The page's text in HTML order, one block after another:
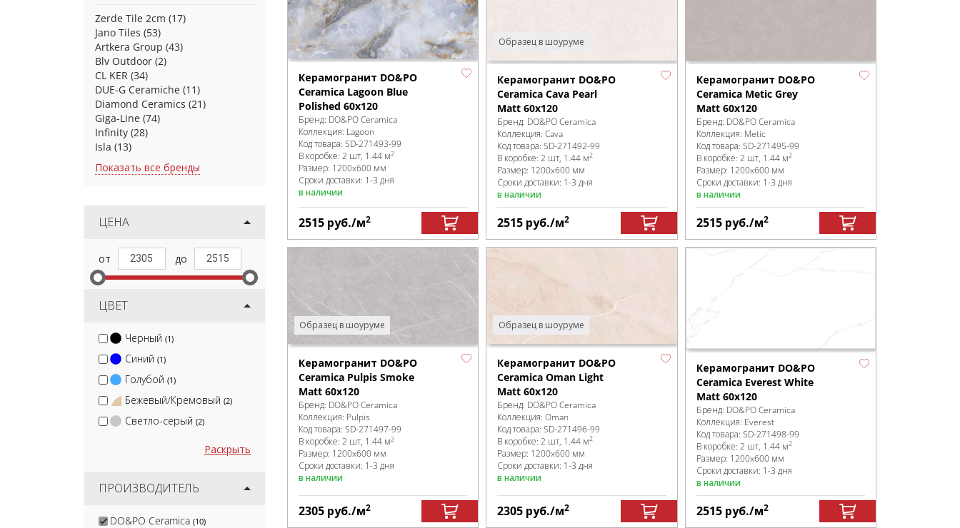
Zerde Tile 2cm (17)
Jano Tiles (53)
Artkera Group (43)
Blv Outdoor (2)
CL KER (34)
DUE-G Ceramiche (11)
Diamond Ceramics (21)
Giga-Line (74)
Infinity (28)
Isla (13)
Показать все бренды
ЦЕНА
ЦВЕТ
Черный (1)
Синий (1)
Голубой (1)
Бежевый/Кремовый (2)
Светло-серый (2)
Раскрыть
ПРОИЗВОДИТЕЛЬ
DO&PO Ceramica (10)
Керамогранит DO&PO
Ceramica Lagoon Blue
Polished 60x120
Бренд: DO&PO Ceramica
Коллекция: Lagoon
Код товара: SD-271493-99
В коробке: 2 шт, 1.44 м2
Размер: 1200x600 мм
Сроки доставки: 1-3 дня
в наличии
2515 руб./м2
Образец в шоуруме
Керамогранит DO&PO
Ceramica Cava Pearl
Matt 60x120
Бренд: DO&PO Ceramica
Коллекция:Cava
Код товара:SD-271492-99
В коробке:2 шт, 1.44 м2
Размер: 1200x600 мм
Сроки доставки: 1-3 дня
в наличии
2515 руб./м2
Керамогранит DO&PO
Ceramica Metic Grey
Matt 60x120
Бренд: DO&PO Ceramica
Коллекция: Metic
Код товара: SD-271495-99
В коробке: 2 шт, 1.44 м2
Размер: 1200x600 мм
Сроки доставки: 1-3 дня
в наличии
2515 руб./м2
Образец в шоуруме
Керамогранит DO&PO
Ceramica Pulpis Smoke
Matt 60x120
Бренд: DO&PO Ceramica
Коллекция: Pulpis
Код товара: SD-271497-99
В коробке: 2 шт, 1.44 м2
Размер: 1200x600 мм
Сроки доставки: 1-3 дня
в наличии
2305 руб./м2
Образец в шоуруме
Керамогранит DO&PO
Ceramica Oman Light
Matt 60x120
Бренд: DO&PO Ceramica
Коллекция:Oman
Код товара:SD-271496-99
В коробке:2 шт, 1.44 м2
Размер: 1200x600 мм
Сроки доставки: 1-3 дня
в наличии
2305 руб./м2
Керамогранит DO&PO
Ceramica Everest White
Matt 60x120
Бренд: DO&PO Ceramica
Коллекция: Everest
Код товара: SD-271498-99
В коробке: 2 шт, 1.44 м2
Размер: 1200x600 мм
Сроки доставки: 1-3 дня
в наличии
2515 руб./м2